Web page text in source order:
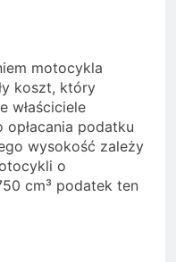
motocykla
koszt, który
właściciele
podatku
wysokość zależy
o
cm³ podatek ten